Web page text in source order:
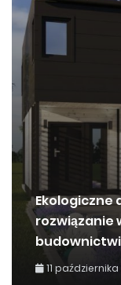
Ekologiczne
rozwiązanie
11